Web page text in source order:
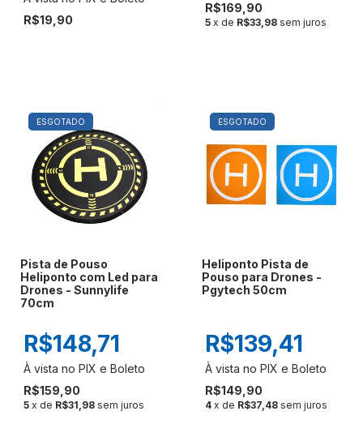
R$19,90
R$169,90
5 x de R$33,98 sem juros
ESGOTADO
Pista de Pouso
Heliponto com Led para
Drones - Sunnylife
70cm
R$159,90
R$148,71
5 x de R$31,98 sem juros
ESGOTADO
Heliponto Pista de
Pouso para Drones -
Pgytech 50cm
R$149,90
R$139,41
4 x de R$37,48 sem juros